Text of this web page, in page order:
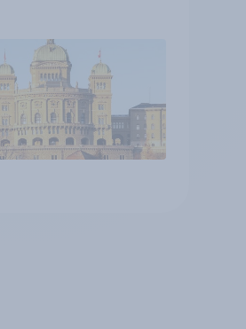
sinken